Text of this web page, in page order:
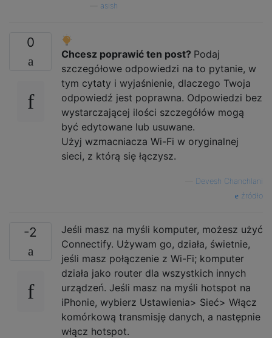
asish
0
Chcesz poprawić ten post? Podaj
szczegółowe odpowiedzi na to pytanie, w
tym cytaty i wyjaśnienie, dlaczego Twoja
odpowiedź jest poprawna. Odpowiedzi bez
wystarczającej ilości szczegółów mogą
być edytowane lub usuwane.
Użyj wzmacniacza Wi-Fi w oryginalnej
sieci, z którą się łączysz.
Devesh Chanchlani
źródło
-2
Jeśli masz na myśli komputer, możesz użyć
Connectify. Używam go, działa, świetnie,
jeśli masz połączenie z Wi-Fi; komputer
działa jako router dla wszystkich innych
urządzeń. Jeśli masz na myśli hotspot na
iPhonie, wybierz Ustawienia> Sieć> Włącz
komórkową transmisję danych, a następnie
włącz hotspot.